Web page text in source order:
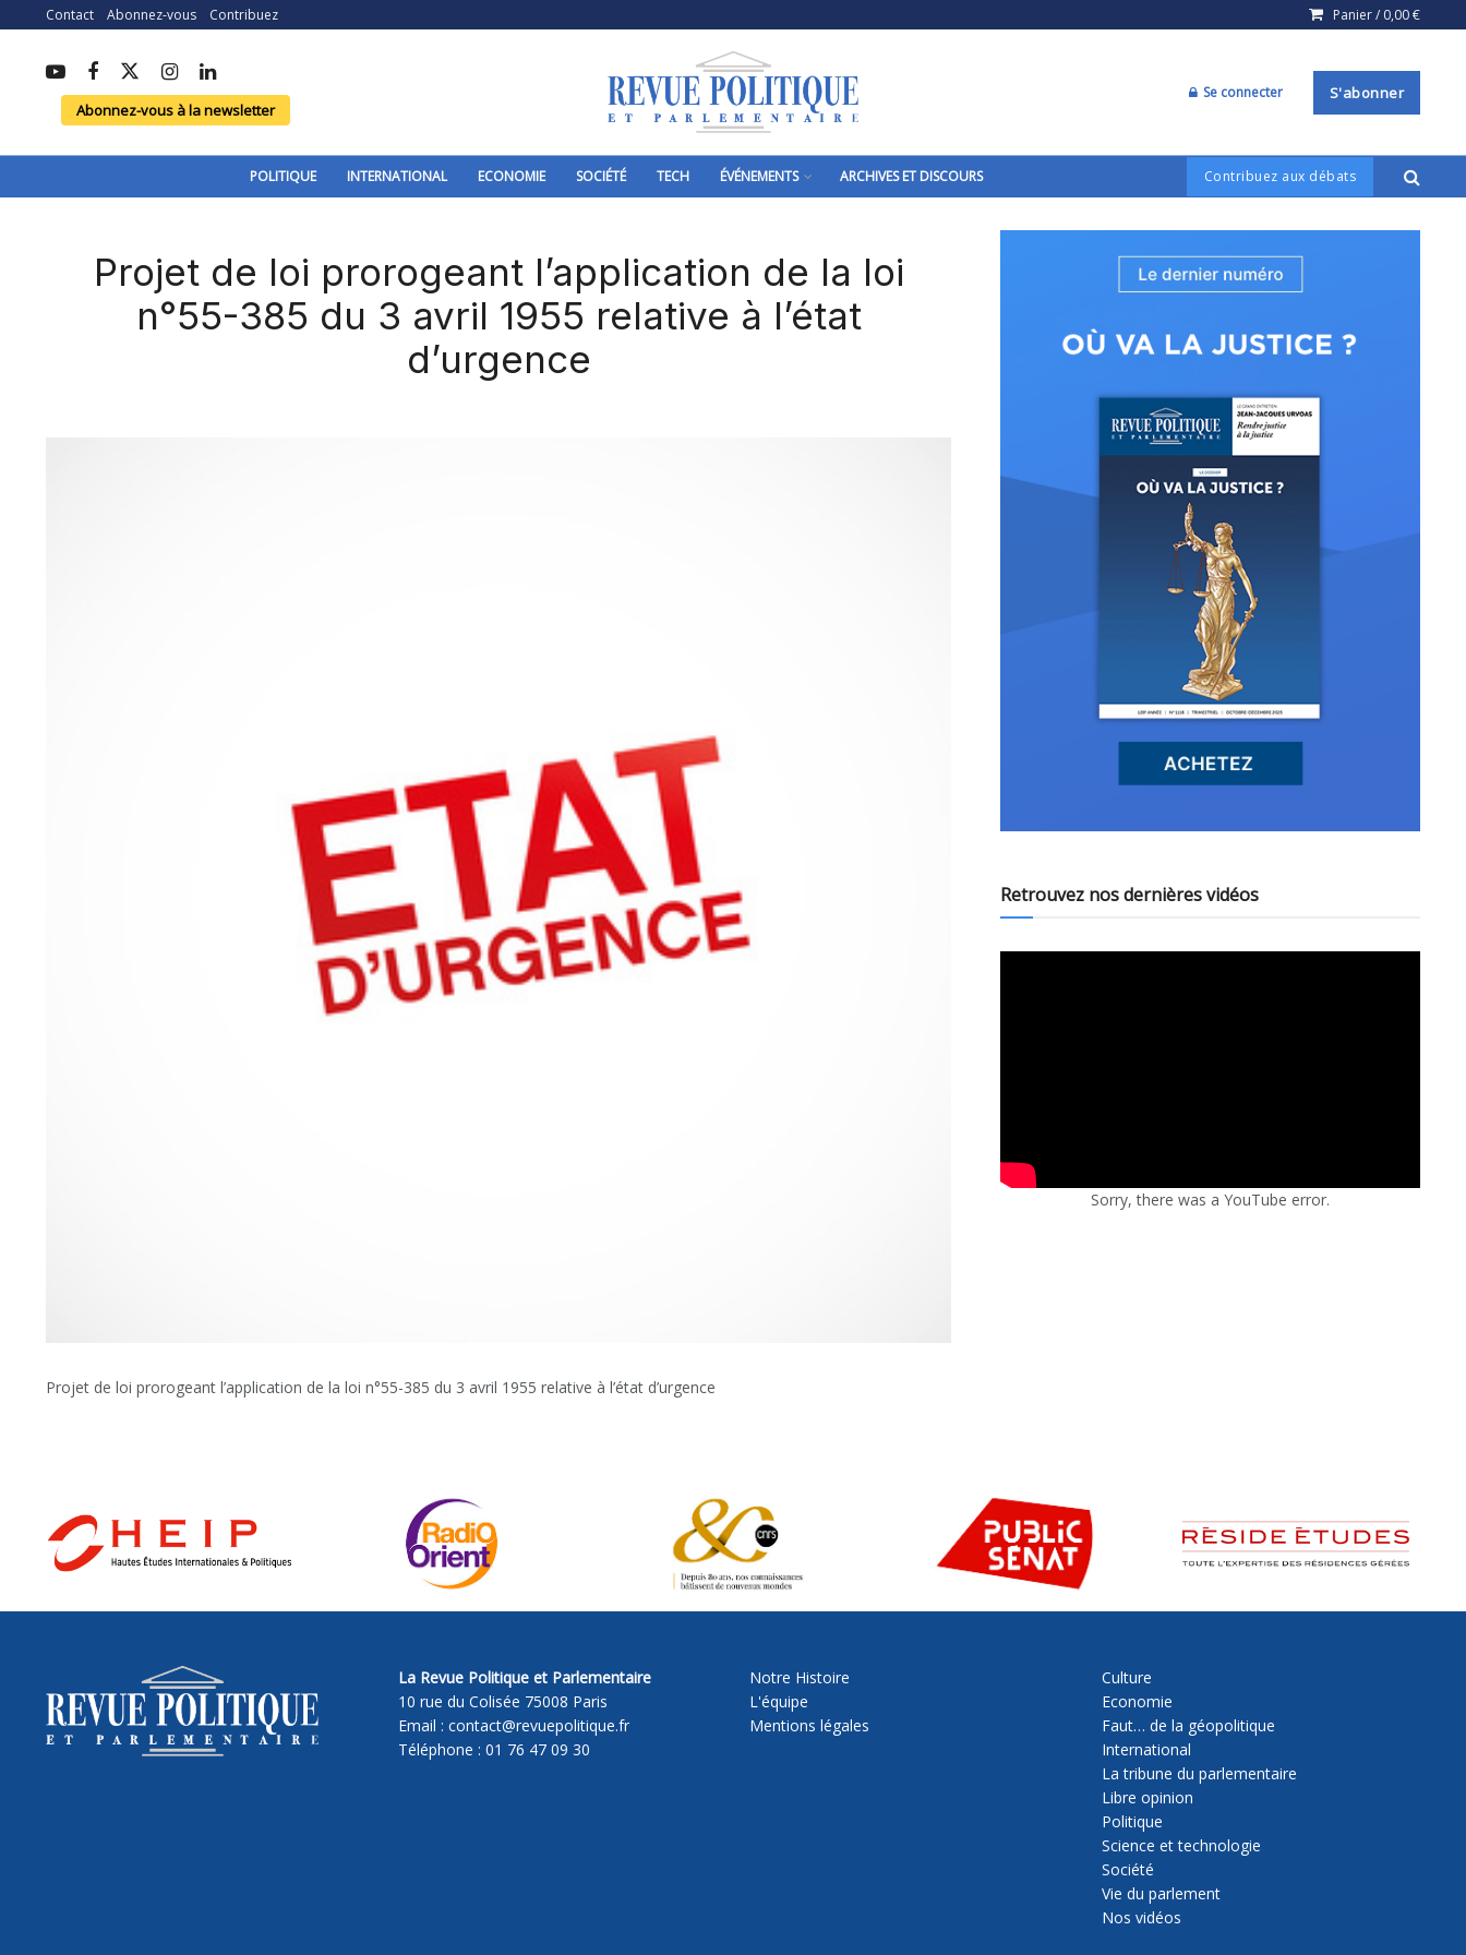
Contact Abonnez-vous Contribuez Panier / 0,00€
Abonnez-vous à la newsletter
Se connecter S'abonner
POLITIQUE INTERNATIONAL ECONOMIE SOCIÉTÉ TECH ÉVÉNEMENTS ARCHIVES ET DISCOURS Contribuez aux débats
Projet de loi prorogeant l’application de la loi
n°55-385 du 3 avril 1955 relative à l’état
d’urgence
Projet de loi prorogeant l’application de la loi n°55-385 du 3 avril 1955 relative à l’état d’urgence
Retrouvez nos dernières vidéos
Sorry, there was a YouTube error.
La Revue Politique et Parlementaire
10 rue du Colisée 75008 Paris
Email : contact@revuepolitique.fr
Téléphone : 01 76 47 09 30
Notre Histoire
L'équipe
Mentions légales
Culture
Economie
Faut… de la géopolitique
International
La tribune du parlementaire
Libre opinion
Politique
Science et technologie
Société
Vie du parlement
Nos vidéos